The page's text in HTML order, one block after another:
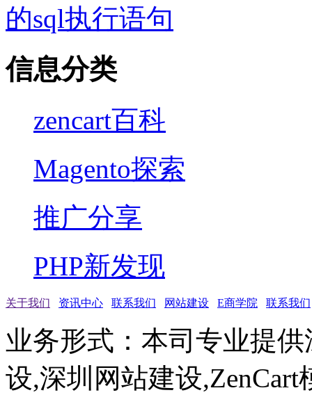
的sql执行语句
信息分类
zencart百科
Magento探索
推广分享
PHP新发现
关于我们 资讯中心 联系我们 网站建设 E商学院 联系我们
业务形式：本司专业提
设,深圳网站建设,ZenCart